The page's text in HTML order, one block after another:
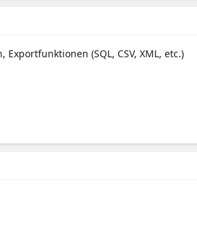
(SQL, CSV, XML, etc.)